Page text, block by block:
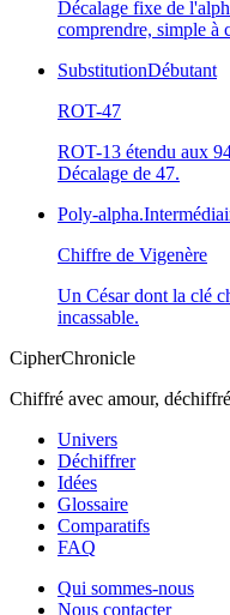
Décalage fixe de
comprendre, simple à
SubstitutionDébutant
ROT-47
ROT-13 étendu aux
Décalage de 47.
Poly-alpha.
Chiffre de Vigenère
Un César dont la clé
incassable.
CipherChronicle
Chiffré avec amour,
Univers
Déchiffrer
Idées
Glossaire
Comparatifs
FAQ
Qui sommes-nous
Nous contacter